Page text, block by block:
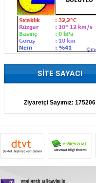
SİTE SAYACI
Ziyaretçi Sayımız:175206